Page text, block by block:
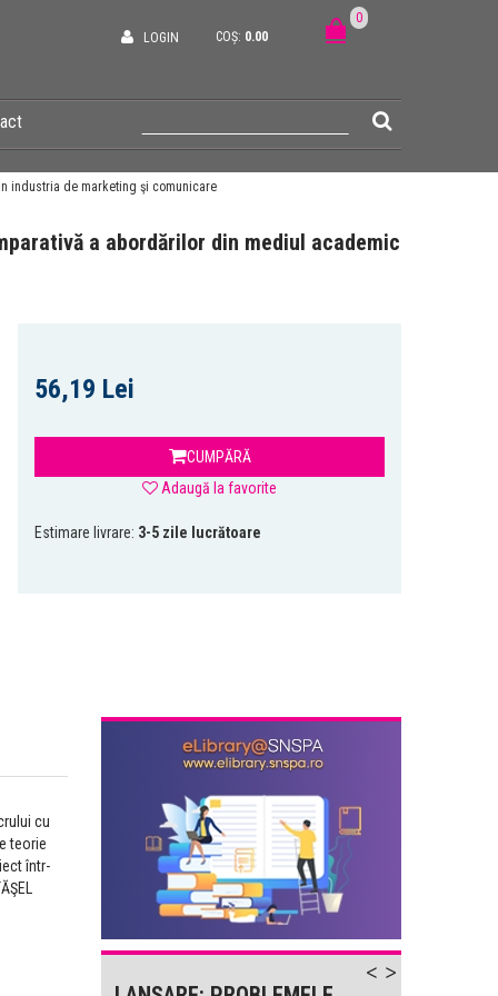
LOGIN COȘ: 0.00
0
industria de marketing şi comunicare
a abordărilor din mediul academic
56,19 Lei
CUMPĂRĂ
Adaugă la favorite
Estimare livrare: 3-5 zile lucrătoare
cu
teorie
într-